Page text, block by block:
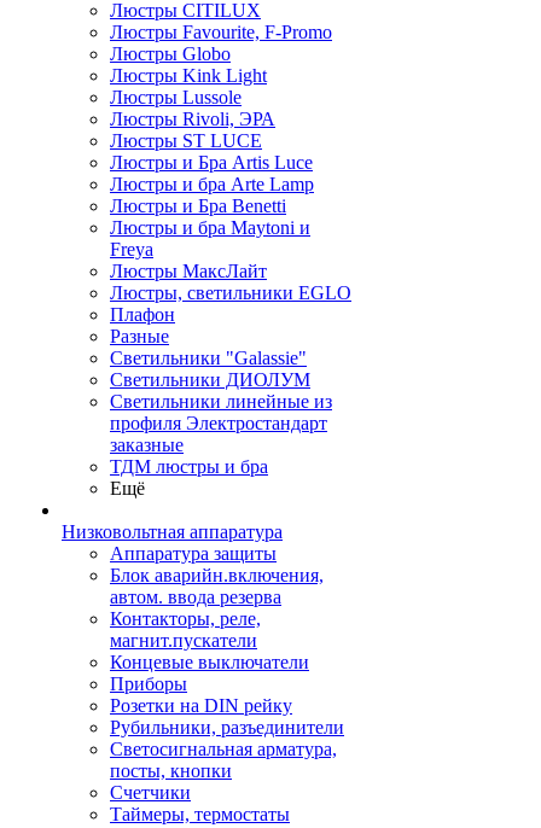
Люстры CITILUX
Люстры Favourite, F-Promo
Люстры Globo
Люстры Kink Light
Люстры Lussole
Люстры Rivoli, ЭРА
Люстры ST LUCE
Люстры и Бра Artis Luce
Люстры и бра Arte Lamp
Люстры и Бра Benetti
Люстры и бра Maytoni и
Freya
Люстры МаксЛайт
Люстры, светильники EGLO
Плафон
Разные
Светильники "Galassie"
Светильники ДИОЛУМ
Светильники линейные из
профиля Электростандарт
заказные
ТДМ люстры и бра
Ещё
Низковольтная аппаратура
Аппаратура защиты
Блок аварийн.включения,
автом. ввода резерва
Контакторы, реле,
магнит.пускатели
Концевые выключатели
Приборы
Розетки на DIN рейку
Рубильники, разъединители
Светосигнальная арматура,
посты, кнопки
Счетчики
Таймеры, термостаты